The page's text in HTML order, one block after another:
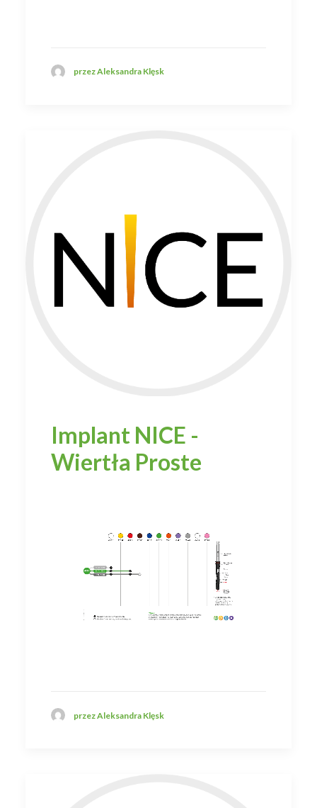
przez Aleksandra Klęsk
Implant NICE -
Wiertła Proste
przez Aleksandra Klęsk